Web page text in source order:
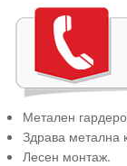
Метален
Здрава метална
Лесен монтаж.